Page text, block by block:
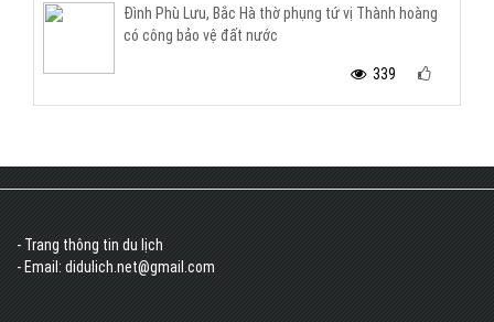
Đình Phù Lưu, Bắc Hà thờ phụng tứ vị Thành hoàng
có công bảo vệ đất nước
339
- Trang thông tin du lịch
- Email: didulich.net@gmail.com